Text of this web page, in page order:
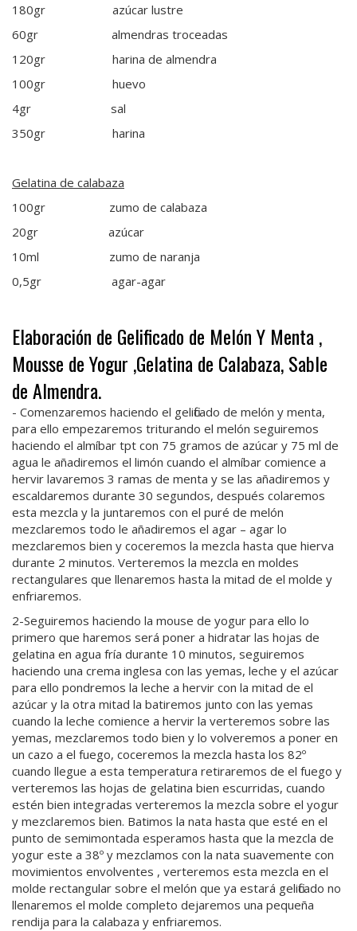
180gr azúcar lustre
60gr almendras troceadas
120gr harina de almendra
100gr huevo
4gr sal
350gr harina
Gelatina de calabaza
100gr zumo de calabaza
20gr azúcar
10ml zumo de naranja
0,5gr agar-agar
Elaboración de Gelificado de Melón Y Menta ,
Mousse de Yogur ,Gelatina de Calabaza, Sable
de Almendra.
- Comenzaremos haciendo el gelificado de melón y menta,
para ello empezaremos triturando el melón seguiremos
haciendo el almíbar tpt con 75 gramos de azúcar y 75 ml de
agua le añadiremos el limón cuando el almíbar comience a
hervir lavaremos 3 ramas de menta y se las añadiremos y
escaldaremos durante 30 segundos, después colaremos
esta mezcla y la juntaremos con el puré de melón
mezclaremos todo le añadiremos el agar – agar lo
mezclaremos bien y coceremos la mezcla hasta que hierva
durante 2 minutos. Verteremos la mezcla en moldes
rectangulares que llenaremos hasta la mitad de el molde y
enfriaremos.
2-Seguiremos haciendo la mouse de yogur para ello lo
primero que haremos será poner a hidratar las hojas de
gelatina en agua fría durante 10 minutos, seguiremos
haciendo una crema inglesa con las yemas, leche y el azúcar
para ello pondremos la leche a hervir con la mitad de el
azúcar y la otra mitad la batiremos junto con las yemas
cuando la leche comience a hervir la verteremos sobre las
yemas, mezclaremos todo bien y lo volveremos a poner en
un cazo a el fuego, coceremos la mezcla hasta los 82º
cuando llegue a esta temperatura retiraremos de el fuego y
verteremos las hojas de gelatina bien escurridas, cuando
estén bien integradas verteremos la mezcla sobre el yogur
y mezclaremos bien. Batimos la nata hasta que esté en el
punto de semimontada esperamos hasta que la mezcla de
yogur este a 38º y mezclamos con la nata suavemente con
movimientos envolventes , verteremos esta mezcla en el
molde rectangular sobre el melón que ya estará gelificado no
llenaremos el molde completo dejaremos una pequeña
rendija para la calabaza y enfriaremos.